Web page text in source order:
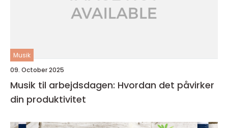
Musik
09. October 2025
Musik til arbejdsdagen: Hvordan det påvirker
din produktivitet